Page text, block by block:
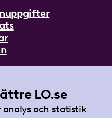
LO.se
analys och statistik